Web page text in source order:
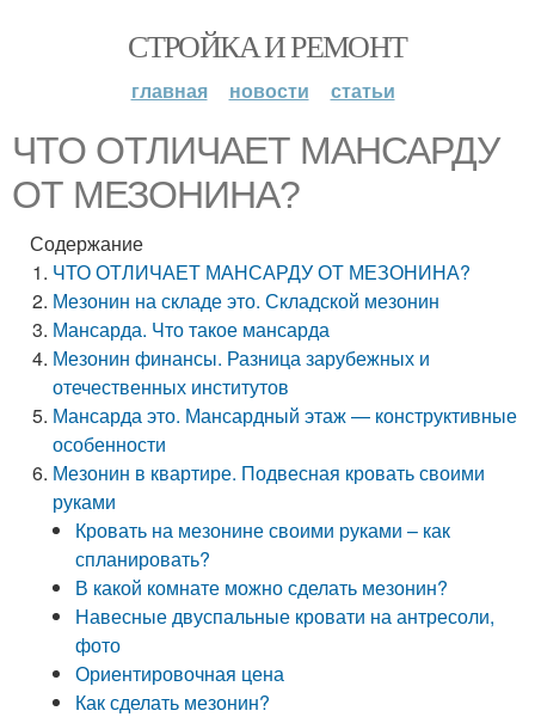
СТРОЙКА И РЕМОНТ
главная новости статьи
ЧТО ОТЛИЧАЕТ МАНСАРДУ
ОТ МЕЗОНИНА?
Содержание
ЧТО ОТЛИЧАЕТ МАНСАРДУ ОТ МЕЗОНИНА?
Мезонин на складе это. Складской мезонин
Мансарда. Что такое мансарда
Мезонин финансы. Разница зарубежных и
отечественных институтов
Мансарда это. Мансардный этаж — конструктивные
особенности
Мезонин в квартире. Подвесная кровать своими
руками
Кровать на мезонине своими руками – как
спланировать?
В какой комнате можно сделать мезонин?
Навесные двуспальные кровати на антресоли,
фото
Ориентировочная цена
Как сделать мезонин?